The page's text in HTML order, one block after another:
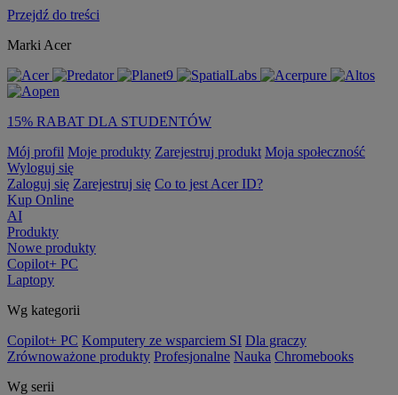
Przejdź do treści
Marki Acer
15% RABAT DLA STUDENTÓW
Mój profil Moje produkty Zarejestruj produkt Moja społeczność
Wyloguj się
Zaloguj się Zarejestruj się Co to jest Acer ID?
Kup Online
AI
Produkty
Nowe produkty
Copilot+ PC
Laptopy
Wg kategorii
Copilot+ PC Komputery ze wsparciem SI Dla graczy
Zrównoważone produkty Profesjonalne Nauka Chromebooks
Wg serii